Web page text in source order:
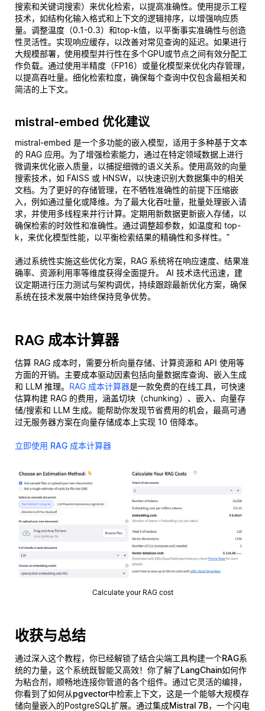
搜索和关键词搜索）来优化检索，以提高准确性。使用提示工程
技术，如结构化输入格式和上下文的逻辑排序，以增强响应质
量。调整温度（0.1-0.3）和top-k值，以平衡事实准确性与创造
性灵活性。实现响应缓存，以改善对常见查询的延迟。如果进行
大规模部署，使用模型并行性在多个GPU或节点之间有效分配工
作负载。通过使用半精度（FP16）或量化模型来优化内存管理，
以提高吞吐量。细化检索粒度，确保每个查询中仅包含最相关和
简洁的上下文。
mistral-embed 优化建议
mistral-embed 是一个多功能的嵌入模型，适用于多种基于文本
的 RAG 应用。为了增强检索能力，通过在特定领域数据上进行
微调来优化嵌入质量，以捕捉细微的语义关系。使用高效的向量
搜索技术，如 FAISS 或 HNSW，以快速识别大数据集中的相关
文档。为了更好的存储管理，在不牺牲准确性的前提下压缩嵌
入，例如通过量化或降维。为了最大化吞吐量，批量处理嵌入请
求，并使用多线程来并行计算。定期用新数据更新嵌入存储，以
确保检索的时效性和准确性。通过调整超参数，如温度和 top-
k，来优化模型性能，以平衡检索结果的精确性和多样性。”
通过系统性实施这些优化方案，RAG 系统将在响应速度、结果准
确率、资源利用率等维度获得全面提升。 AI 技术迭代迅速，建
议定期进行压力测试与架构调优，持续跟踪最新优化方案，确保
系统在技术发展中始终保持竞争优势。
RAG 成本计算器
估算 RAG 成本时，需要分析向量存储、计算资源和 API 使用等
方面的开销。主要成本驱动因素包括向量数据库查询、嵌入生成
和 LLM 推理。 RAG 成本计算器是一款免费的在线工具，可快速
估算构建 RAG 的费用，涵盖切块（chunking）、嵌入、向量存
储/搜索和 LLM 生成。能帮助你发现节省费用的机会，最高可通
过无服务器方案在向量存储成本上实现 10 倍降本。
立即使用 RAG 成本计算器
Calculate your RAG cost
收获与总结
通过深入这个教程，你已经解锁了结合尖端工具构建一个RAG系
统的力量，这个系统既智能又高效！你了解了LangChain如何作
为粘合剂，顺畅地连接你管道的各个组件。通过它灵活的编排，
你看到了如何从pgvector中检索上下文，这是一个能够大规模存
储向量嵌入的PostgreSQL扩展。通过集成Mistral 7B，一个闪电